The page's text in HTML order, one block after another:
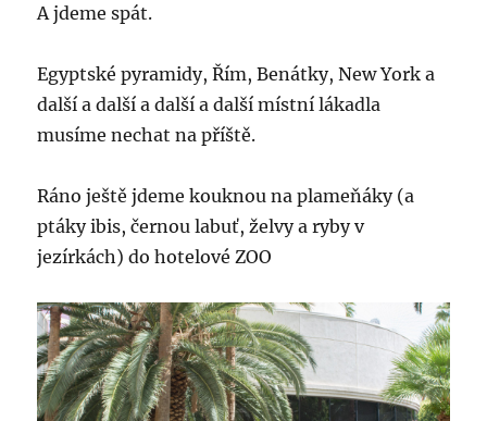
A jdeme spát.
Egyptské pyramidy, Řím, Benátky, New York a
další a další a další a další místní lákadla
musíme nechat na příště.
Ráno ještě jdeme kouknou na plameňáky (a
ptáky ibis, černou labuť, želvy a ryby v
jezírkách) do hotelové ZOO